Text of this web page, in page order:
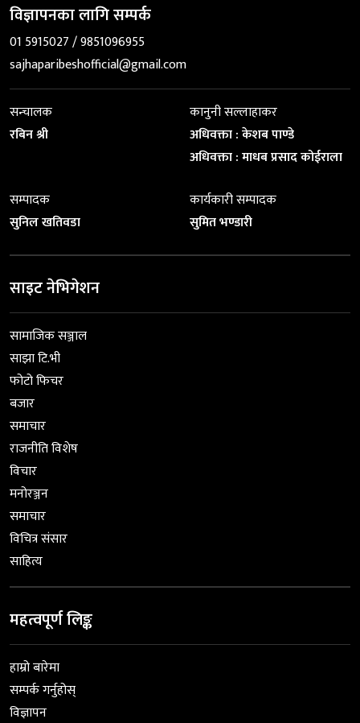
विज्ञापनका लागि सम्पर्क
01 5915027 / 9851096955
sajhaparibeshofficial@gmail.com
सन्चालक
रबिन श्री
कानुनी सल्लाहाकर
अधिवक्ता : केशब पाण्डे
अधिवक्ता : माधब प्रसाद कोईराला
सम्पादक
सुनिल खतिवडा
कार्यकारी सम्पादक
सुमित भण्डारी
साइट नेभिगेशन
सामाजिक सञ्जाल
साझा टि.भी
फोटो फिचर
बजार
समाचार
राजनीति विशेष
विचार
मनोरञ्जन
समाचार
विचित्र संसार
साहित्य
महत्वपूर्ण लिङ्क
हाम्रो बारेमा
सम्पर्क गर्नुहोस्
विज्ञापन